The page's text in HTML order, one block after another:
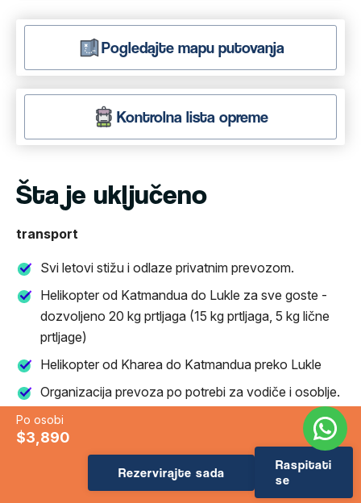
Pogledajte mapu putovanja
Kontrolna lista opreme
Šta je uključeno
transport
Svi letovi stižu i odlaze privatnim prevozom.
Helikopter od Katmandua do Lukle za sve goste -
dozvoljeno 20 kg prtljaga (15 kg prtljaga, 5 kg lične
prtljage)
Helikopter od Kharea do Katmandua preko Lukle
Organizacija prevoza po potrebi za vodiče i osoblje.
Smeštaj i hrana
02 noćenja u Katmanduu (04-zvjezdani Fairfield by
Marriott ili 05-zvjezdani Aloft by Marriott)
Po osobi
$3,890
Rezervirajte sada
Raspitati
se